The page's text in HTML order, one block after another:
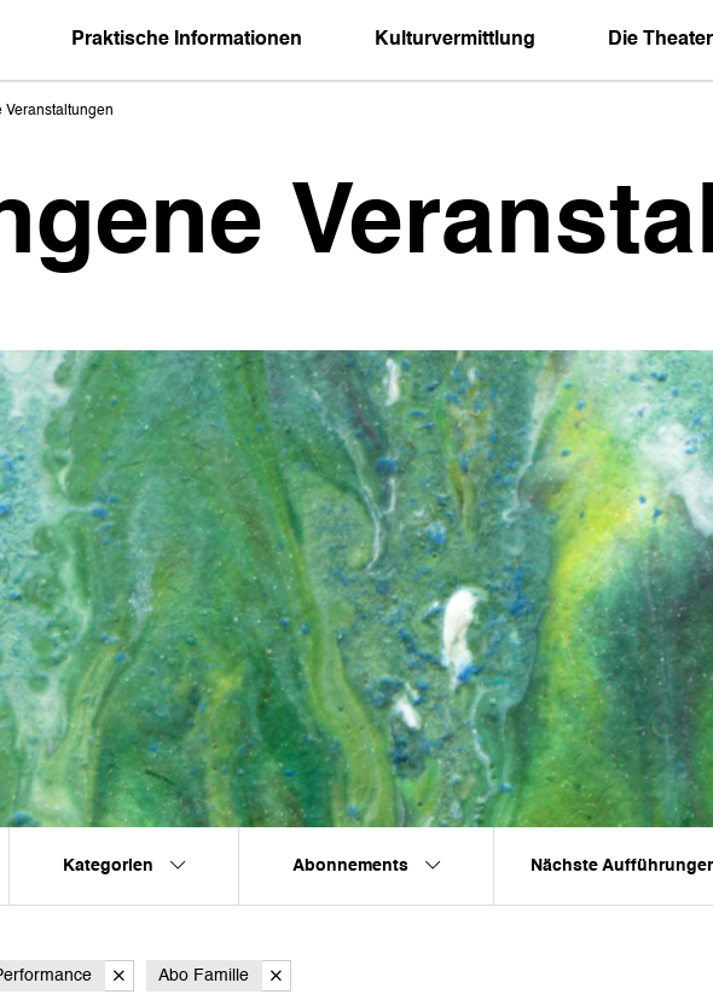
Praktische Informationen Kulturvermittlung Die Theater
Veranstaltungen
Kategorien Abonnements Nächste
Abo Famille